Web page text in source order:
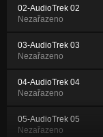
02-AudioTrek 02
Nezařazeno
03-AudioTrek 03
Nezařazeno
04-AudioTrek 04
Nezařazeno
05-AudioTrek 05
Nezařazeno